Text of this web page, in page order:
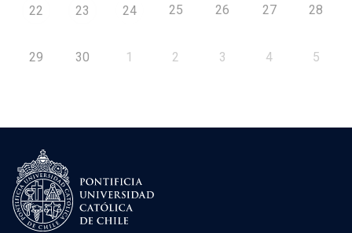
22 23 24 25 26 27 28
29 30 1 2 3 4 5